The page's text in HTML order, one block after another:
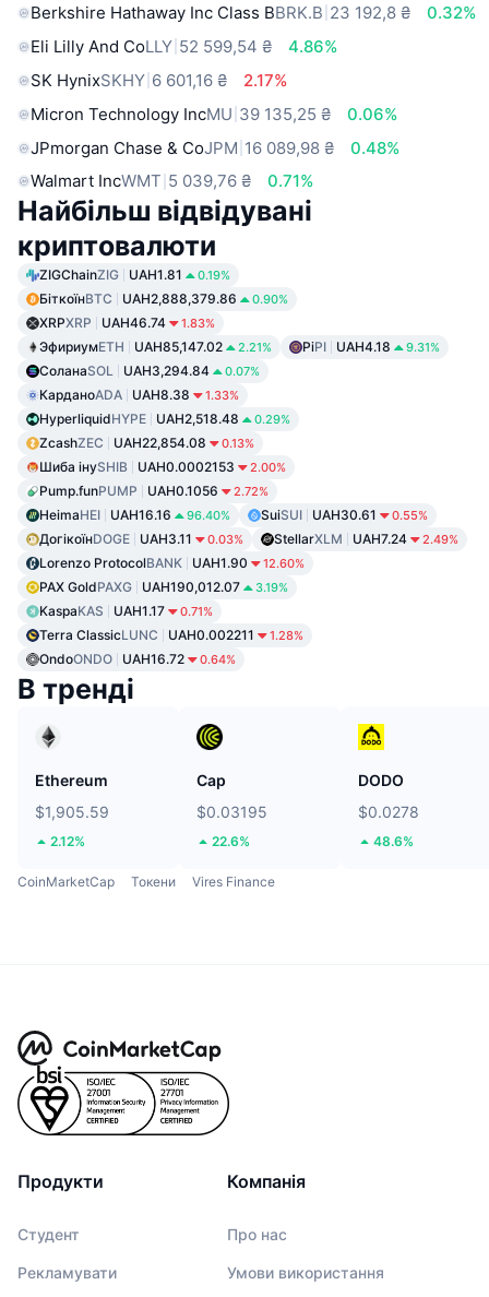
Berkshire Hathaway Inc Class BBRK.B 23 192,8 ₴
0.32%
Eli Lilly And CoLLY 52 599,54 ₴
4.86%
SK HynixSKHY 6 601,16 ₴
2.17%
Micron Technology IncMU 39 135,25 ₴
0.06%
JPmorgan Chase & CoJPM 16 089,98 ₴
0.48%
Walmart IncWMT 5 039,76 ₴ 0.71%
Найбільш відвідувані
криптовалюти
ZIGChainZIG UAH1.81 0.19%
БіткоїнBTC UAH2,888,379.86 0.90%
XRPXRP UAH46.74 1.83%
ЭфириумETH UAH85,147.02 2.21% PiPI UAH4.18 9.31%
СоланаSOL UAH3,294.84 0.07%
КарданоADA UAH8.38 1.33%
HyperliquidHYPE UAH2,518.48 0.29%
ZcashZEC UAH22,854.08 0.13%
Шиба інуSHIB UAH0.0002153 2.00%
Pump.funPUMP UAH0.1056 2.72%
HeimaHEI UAH16.16 96.40% SuiSUI UAH30.61 0.55%
ДогікоїнDOGE UAH3.11 0.03% StellarXLM UAH7.24 2.49%
Lorenzo ProtocolBANK UAH1.90 12.60%
PAX GoldPAXG UAH190,012.07 3.19%
KaspaKAS UAH1.17 0.71%
Terra ClassicLUNC UAH0.002211 1.28%
OndoONDO UAH16.72 0.64%
В тренді
Ethereum
$1,905.59
2.12%
Cap
$0.03195
22.6%
DODO
$0.0278
48.6%
CoinMarketCap Токени Vires Finance
Продукти
Студент
Рекламувати
Компанія
Про нас
Умови використання